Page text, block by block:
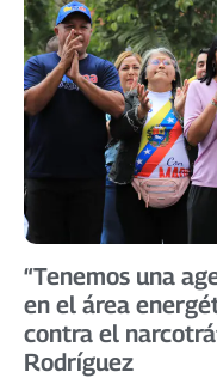
“Tenemos una
en el área
contra el
Rodríguez